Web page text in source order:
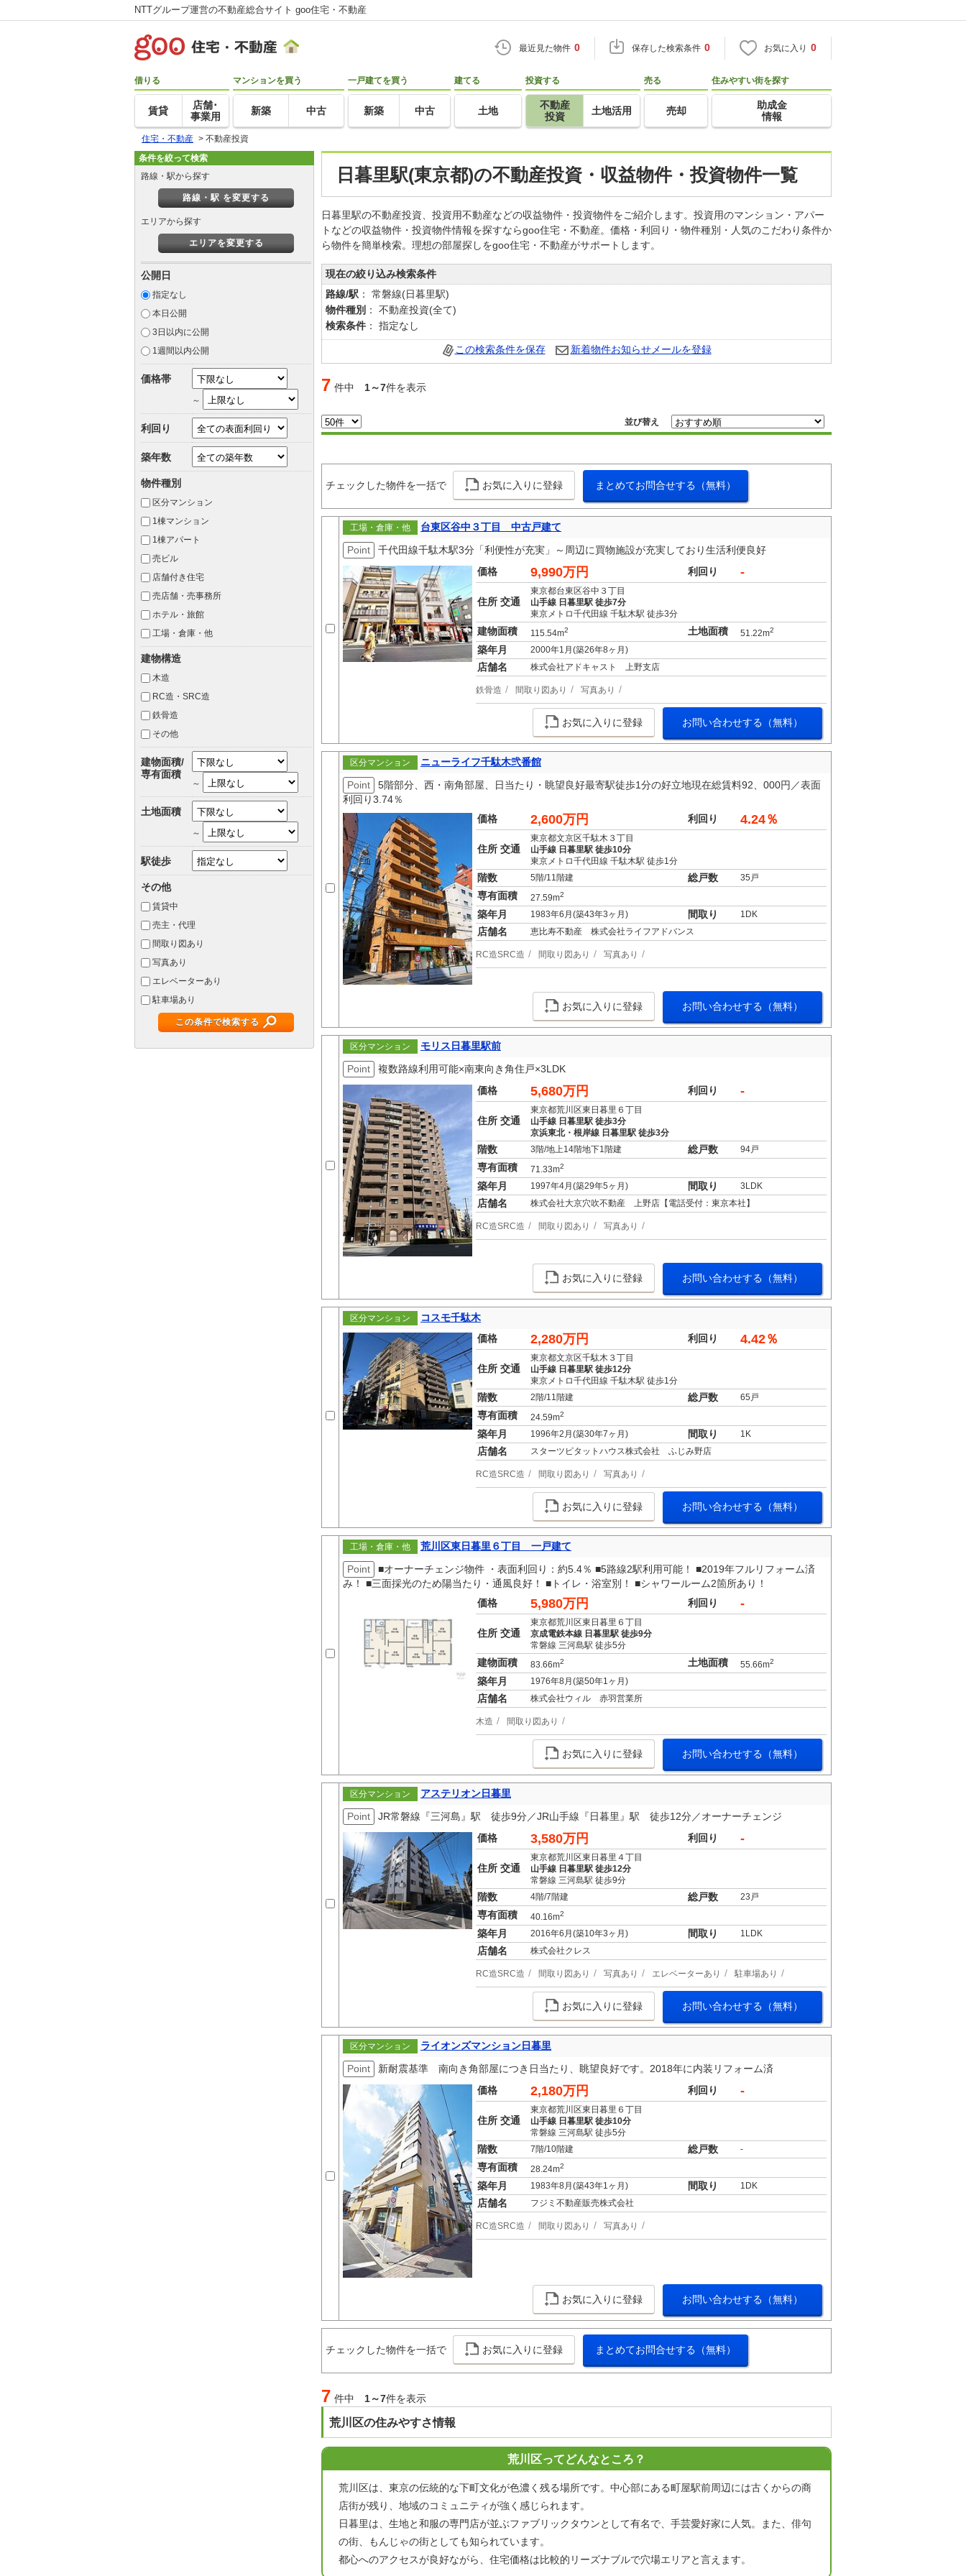
NTTグループ運営の不動産総合サイト goo住宅・不動産
最近見た物件 0 保存した検索条件 0 お気に入り 0
借りる
賃貸
店舗･
事業用
マンションを買う
新築 中古
一戸建てを買う
新築 中古
建てる
土地
投資する
不動産
投資
土地活用
売る
売却
住みやすい街を探す
助成金
情報
住宅・不動産 > 不動産投資
日暮里駅(東京都)の不動産投資・収益物件・投資物件一覧
日暮里駅の不動産投資、投資用不動産などの収益物件・投資物件をご紹介します。投資用のマンション・アパー
トなどの収益物件・投資物件情報を探すならgoo住宅・不動産。価格・利回り・物件種別・人気のこだわり条件か
ら物件を簡単検索。理想の部屋探しをgoo住宅・不動産がサポートします。
現在の絞り込み検索条件
路線/駅 ： 常磐線(日暮里駅)
物件種別 ： 不動産投資(全て)
検索条件 ： 指定なし
この検索条件を保存 新着物件お知らせメールを登録
7 件中 1～7件を表示
並び替え
チェックした物件を一括で お気に入りに登録 まとめてお問合せする（無料）
工場・倉庫・他
台東区谷中３丁目 中古戸建て
Point
千代田線千駄木駅3分「利便性が充実」～周辺に買物施設が充実しており生活利便良好
価格
9,990万円 利回り -
住所 交通
東京都台東区谷中３丁目
山手線 日暮里駅 徒歩7分
東京メトロ千代田線 千駄木駅 徒歩3分
建物面積 115.54m2 土地面積 51.22m2
築年月 2000年1月(築26年8ヶ月)
店舗名 株式会社アドキャスト 上野支店
鉄骨造 間取り図あり 写真あり
お気に入りに登録 お問い合わせする（無料）
区分マンション
ニューライフ千駄木弐番館
Point
5階部分、西・南角部屋、日当たり・眺望良好最寄駅徒歩1分の好立地現在総賃料92、000円／表面
利回り3.74％
価格
2,600万円 利回り 4.24％
住所 交通
東京都文京区千駄木３丁目
山手線 日暮里駅 徒歩10分
東京メトロ千代田線 千駄木駅 徒歩1分
階数 5階/11階建 総戸数 35戸
専有面積 27.59m2
築年月 1983年6月(築43年3ヶ月) 間取り 1DK
店舗名 恵比寿不動産 株式会社ライフアドバンス
RC造SRC造 間取り図あり 写真あり
お気に入りに登録 お問い合わせする（無料）
区分マンション
モリス日暮里駅前
Point
複数路線利用可能×南東向き角住戸×3LDK
価格
5,680万円 利回り -
住所 交通
東京都荒川区東日暮里６丁目
山手線 日暮里駅 徒歩3分
京浜東北・根岸線 日暮里駅 徒歩3分
階数 3階/地上14階地下1階建 総戸数 94戸
専有面積 71.33m2
築年月 1997年4月(築29年5ヶ月) 間取り 3LDK
店舗名 株式会社大京穴吹不動産 上野店【電話受付：東京本社】
RC造SRC造 間取り図あり 写真あり
お気に入りに登録 お問い合わせする（無料）
区分マンション
コスモ千駄木
価格
2,280万円 利回り 4.42％
住所 交通
東京都文京区千駄木３丁目
山手線 日暮里駅 徒歩12分
東京メトロ千代田線 千駄木駅 徒歩1分
階数 2階/11階建 総戸数 65戸
専有面積 24.59m2
築年月 1996年2月(築30年7ヶ月) 間取り 1K
店舗名 スターツピタットハウス株式会社 ふじみ野店
RC造SRC造 間取り図あり 写真あり
お気に入りに登録 お問い合わせする（無料）
工場・倉庫・他
荒川区東日暮里６丁目 一戸建て
Point
■オーナーチェンジ物件 ・表面利回り：約5.4％ ■5路線2駅利用可能！ ■2019年フルリフォーム済
み！ ■三面採光のため陽当たり・通風良好！ ■トイレ・浴室別！ ■シャワールーム2箇所あり！
価格
5,980万円 利回り -
住所 交通
東京都荒川区東日暮里６丁目
京成電鉄本線 日暮里駅 徒歩9分
常磐線 三河島駅 徒歩5分
建物面積 83.66m2 土地面積 55.66m2
築年月 1976年8月(築50年1ヶ月)
店舗名 株式会社ウィル 赤羽営業所
木造 間取り図あり
お気に入りに登録 お問い合わせする（無料）
区分マンション
アステリオン日暮里
Point
JR常磐線『三河島』駅 徒歩9分／JR山手線『日暮里』駅 徒歩12分／オーナーチェンジ
価格
3,580万円 利回り -
住所 交通
東京都荒川区東日暮里４丁目
山手線 日暮里駅 徒歩12分
常磐線 三河島駅 徒歩9分
階数 4階/7階建 総戸数 23戸
専有面積 40.16m2
築年月 2016年6月(築10年3ヶ月) 間取り 1LDK
店舗名 株式会社クレス
RC造SRC造 間取り図あり 写真あり エレベーターあり 駐車場あり
お気に入りに登録 お問い合わせする（無料）
区分マンション
ライオンズマンション日暮里
Point
新耐震基準 南向き角部屋につき日当たり、眺望良好です。2018年に内装リフォーム済
価格
2,180万円 利回り -
住所 交通
東京都荒川区東日暮里６丁目
山手線 日暮里駅 徒歩10分
常磐線 三河島駅 徒歩5分
階数 7階/10階建 総戸数 -
専有面積 28.24m2
築年月 1983年8月(築43年1ヶ月) 間取り 1DK
店舗名 フジミ不動産販売株式会社
RC造SRC造 間取り図あり 写真あり
お気に入りに登録 お問い合わせする（無料）
チェックした物件を一括で お気に入りに登録 まとめてお問合せする（無料）
7 件中 1～7件を表示
荒川区の住みやすさ情報
荒川区ってどんなところ？
荒川区は、東京の伝統的な下町文化が色濃く残る場所です。中心部にある町屋駅前周辺には古くからの商
店街が残り、地域のコミュニティが強く感じられます。
日暮里は、生地と和服の専門店が並ぶファブリックタウンとして有名で、手芸愛好家に人気。また、俳句
の街、もんじゃの街としても知られています。
都心へのアクセスが良好ながら、住宅価格は比較的リーズナブルで穴場エリアと言えます。
条件を絞って検索
路線・駅から探す
路線・駅 を変更する
エリアから探す
エリアを変更する
公開日
指定なし
本日公開
3日以内に公開
1週間以内公開
価格帯
～
利回り
築年数
物件種別
区分マンション
1棟マンション
1棟アパート
売ビル
店舗付き住宅
売店舗・売事務所
ホテル・旅館
工場・倉庫・他
建物構造
木造
RC造・SRC造
鉄骨造
その他
建物面積/
専有面積
～
土地面積
～
駅徒歩
その他
賃貸中
売主・代理
間取り図あり
写真あり
エレベーターあり
駐車場あり
この条件で検索する